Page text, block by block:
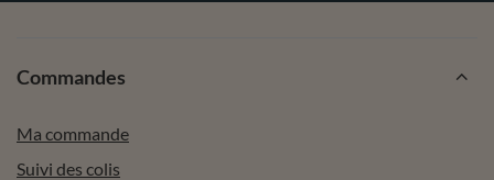
Commandes
Ma commande
Suivi des colis